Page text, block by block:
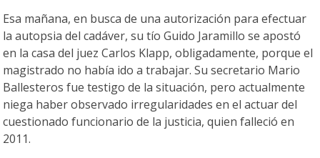
Esa mañana, en busca de una autorización para efectuar
la autopsia del cadáver, su tío Guido Jaramillo se apostó
en la casa del juez Carlos Klapp, obligadamente, porque el
magistrado no había ido a trabajar. Su secretario Mario
Ballesteros fue testigo de la situación, pero actualmente
niega haber observado irregularidades en el actuar del
cuestionado funcionario de la justicia, quien falleció en
2011.